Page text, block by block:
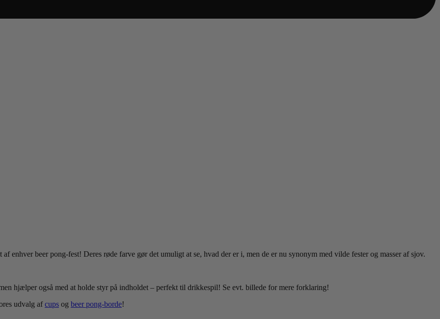
enhver beer pong-fest! Deres røde farve gør det umuligt at se, hvad der er i, men de er nu synonym med vilde fester og masser af sjov.
hjælper også med at holde styr på indholdet – perfekt til drikkespil! Se evt. billede for mere forklaring!
udvalg afcups og beer pong-borde!